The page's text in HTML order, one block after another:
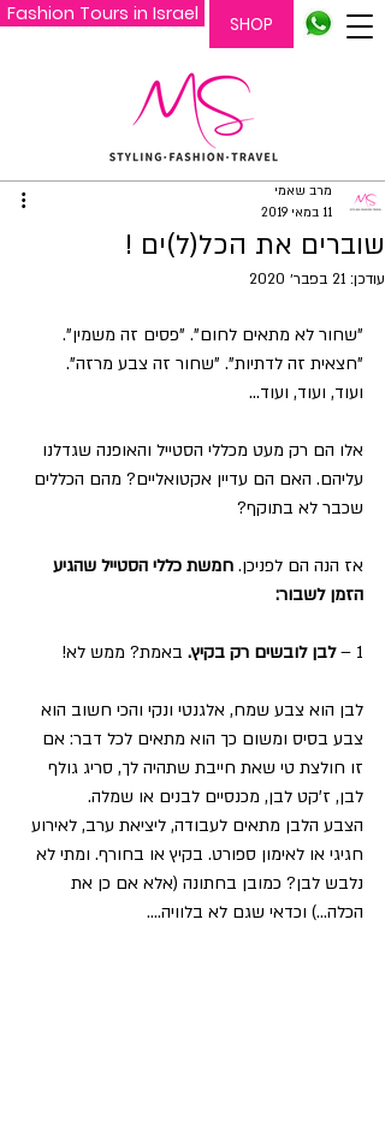
Fashion Tours in Israel SHOP
שוברים את הכל(ל)ים !
מרב שאמי
11 במאי 2019
עודכן: 21 בפבר׳ 2020
"שחור לא מתאים לחום". "פסים זה משמין".
"חצאית זה לדתיות". "שחור זה צבע מרזה".
ועוד, ועוד, ועוד...
אלו הם רק מעט מכללי הסטייל והאופנה שגדלנו
עליהם. האם הם עדיין אקטואליים? מהם הכללים
שכבר לא בתוקף?
אז הנה הם לפניכן. חמשת כללי הסטייל שהגיע
הזמן לשבור:
1 – לבן לובשים רק בקיץ. באמת? ממש לא!
לבן הוא צבע שמח, אלגנטי ונקי והכי חשוב הוא
צבע בסיס ומשום כך הוא מתאים לכל דבר: אם
זו חולצת טי שאת חייבת שתהיה לך, סריג גולף
לבן, ז'קט לבן, מכנסיים לבנים או שמלה.
הצבע הלבן מתאים לעבודה, ליציאת ערב, לאירוע
חגיגי או לאימון ספורט. בקיץ או בחורף. ומתי לא
נלבש לבן? כמובן בחתונה (אלא אם כן את
הכלה...) וכדאי שגם לא בלוויה....